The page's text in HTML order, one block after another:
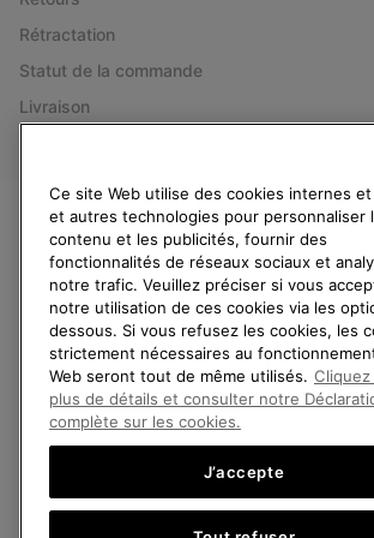
Rétractation
Statut de la commande
Livraison
Belgique (français) | English › Nederlands ›
2026SOREL.Tous droits réservés.
Politique De Confidentialite Conditions
Service client: Lun - Sam de 9h à 13h et de 14h à 18h
Ce site Web utilise des cookies internes
et autres technologies pour personnaliser
contenu et les publicités, fournir des
fonctionnalités de réseaux sociaux et
notre trafic. Veuillez préciser si vous
notre utilisation de ces cookies via les
dessous. Si vous refusez les cookies, les
strictement nécessaires au
Web seront tout de même utilisés.
plus de détails et consulter notre
complète sur les cookies.
J’accepte